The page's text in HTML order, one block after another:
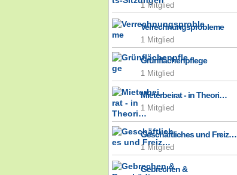
1 Mitglied
Verrechnungsprobleme
1 Mitglied
Grünflächenpflege
1 Mitglied
Mieterbeirat - in Theori…
1 Mitglied
Geschäftliches und Freiz…
1 Mitglied
Gebrechen &